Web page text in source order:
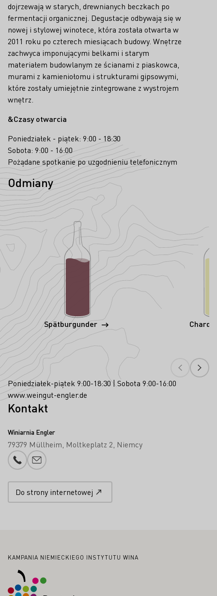
dojrzewają w starych, drewnianych beczkach po
fermentacji organicznej. Degustacje odbywają się w
nowej i stylowej winotece, która została otwarta w
2011 roku po czterech miesiącach budowy. Wnętrze
zachwyca imponującymi belkami i starym
materiałem budowlanym ze ścianami z piaskowca,
murami z kamieniołomu i strukturami gipsowymi,
które zostały umiejętnie zintegrowane z wystrojem
wnętrz.
&Czasy otwarcia
Poniedziałek - piątek: 9:00 - 18:30
Sobota: 9:00 - 16:00
Pożądane spotkanie po uzgodnieniu telefonicznym
Odmiany
Spätburgunder
Poniedziałek-piątek 9:00-18:30 | Sobota 9:00-16:00
www.weingut-engler.de
Kontakt
Winiarnia Engler
79379 Müllheim Moltkeplatz 2 Niemcy
Numer telefonu
Proszę dodać e-mail
Do strony internetowej
Stopka
KAMPANIA NIEMIECKIEGO INSTYTUTU WINA